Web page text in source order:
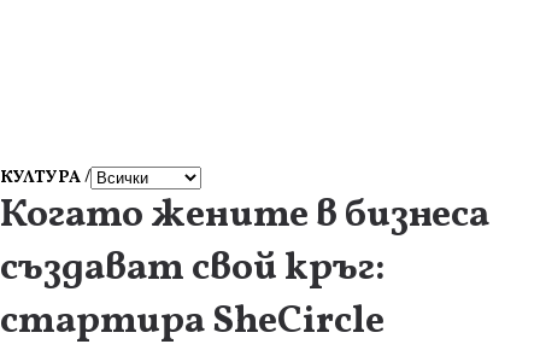
КУЛТУРА /
Когато жените в бизнеса
създават свой кръг:
стартира SheCircle